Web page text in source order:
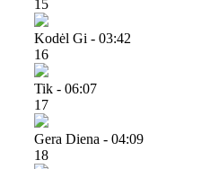
15
Kodėl Gi - 03:42
16
Tik - 06:07
17
Gera Diena - 04:09
18